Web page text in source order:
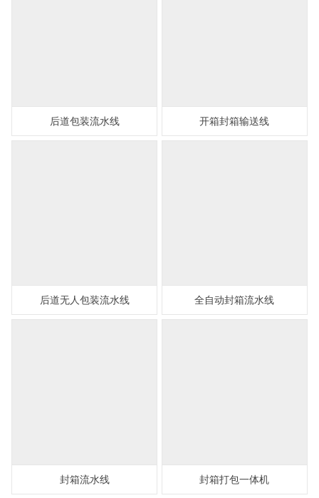
后道包装流水线 开箱封箱输送线
后道无人包装流水线 全自动封箱流水线
封箱流水线 封箱打包一体机